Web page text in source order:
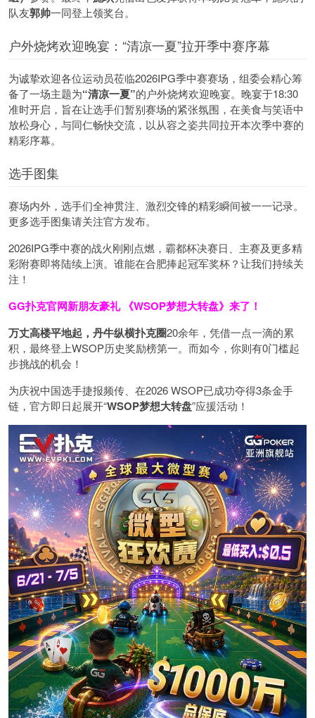
队友郭帅一同登上领奖台。
户外烧烤欢迎晚宴：“清凉一夏”拉开季中赛序幕
为诚挚欢迎各位运动员莅临2026IPG季中赛赛场，组委会精心筹
备了一场主题为“清凉一夏”的户外烧烤欢迎晚宴。晚宴于18:30
准时开启，旨在让选手们暂别赛场的紧张氛围，在美食与笑语中
放松身心，与同仁畅快交流，以从容之姿共同拉开本次季中赛的
精彩序幕。
选手图集
赛场内外，选手们全神贯注、激烈交锋的精彩瞬间被一一记录。
更多选手图集请关注官方发布。
2026IPG季中赛的战火刚刚点燃，霸都杯决赛日、主赛及更多精
彩附赛即将陆续上演。谁能在合肥捧起冠军奖杯？让我们持续关
注！
GG扑克官网新朋友豪礼 《WSOP梦想大转盘》来了！
万丈高楼平地起，丹牛纵横扑克圈20余年，凭借一点一滴的累
积，最终登上WSOP历史奖励榜第一。而如今，你则有0门槛起
步挑战的机会！
为庆祝中国选手捷报频传、在2026 WSOP已成功夺得3条金手
链，官方即日起展开“WSOP梦想大转盘”应援活动！